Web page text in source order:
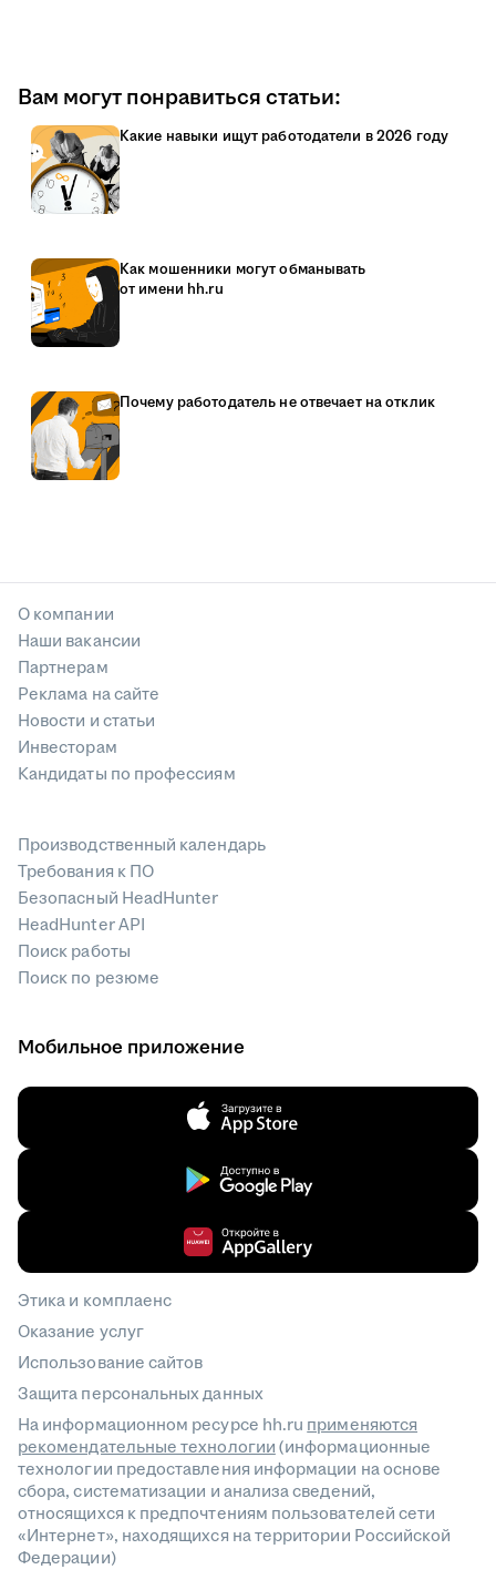
Вам могут понравиться статьи:
Какие навыки ищут работодатели в 2026 году
Как мошенники могут обманывать
от имени hh.ru
Почему работодатель не отвечает на отклик
О компании
Наши вакансии
Партнерам
Реклама на сайте
Новости и статьи
Инвесторам
Кандидаты по профессиям
Производственный календарь
Требования к ПО
Безопасный HeadHunter
HeadHunter API
Поиск работы
Поиск по резюме
Мобильное приложение
Этика и комплаенс
Оказание услуг
Использование сайтов
Защита персональных данных
На информационном ресурсе hh.ru применяются
рекомендательные технологии(информационные
технологии предоставления информации на основе
сбора, систематизации и анализа сведений,
относящихся к предпочтениям пользователей сети
«Интернет», находящихся на территории Российской
Федерации)